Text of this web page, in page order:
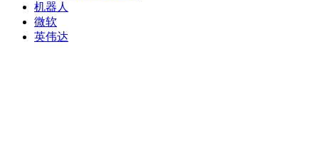
机器人
微软
英伟达